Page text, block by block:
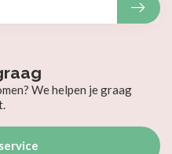
We helpen je graag